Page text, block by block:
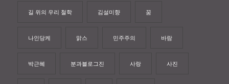
길 위의 우리 철학 김설미향 꿈
나인당케 맑스 민주주의 바람
박근혜 분과블로그진 사랑 사진